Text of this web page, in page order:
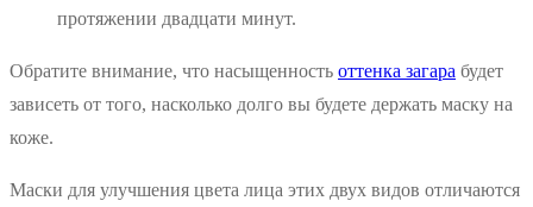
протяжении двадцати минут.
Обратите внимание, что насыщенность оттенка загара будет
зависеть от того, насколько долго вы будете держать маску на
коже.
Маски для улучшения цвета лица этих двух видов отличаются